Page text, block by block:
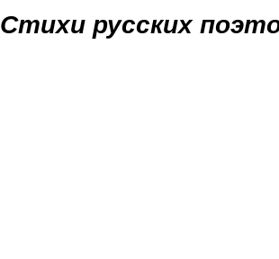
Стихи русских